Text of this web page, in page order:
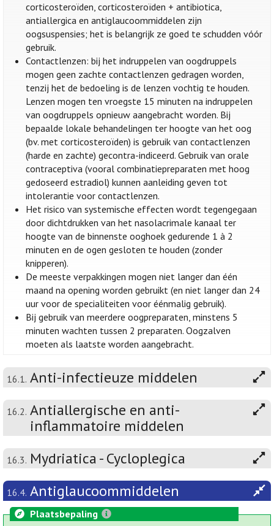
corticosteroïden, corticosteroïden + antibiotica,
antiallergica en antiglaucoommiddelen zijn
oogsuspensies; het is belangrijk ze goed te schudden vóór
gebruik.
Contactlenzen: bij het indruppelen van oogdruppels
mogen geen zachte contactlenzen gedragen worden,
tenzij het de bedoeling is de lenzen vochtig te houden.
Lenzen mogen ten vroegste 15 minuten na indruppelen
van oogdruppels opnieuw aangebracht worden. Bij
bepaalde lokale behandelingen ter hoogte van het oog
(bv. met corticosteroïden) is gebruik van contactlenzen
(harde en zachte) gecontra-indiceerd. Gebruik van orale
contraceptiva (vooral combinatiepreparaten met hoog
gedoseerd estradiol) kunnen aanleiding geven tot
intolerantie voor contactlenzen.
Het risico van systemische effecten wordt tegengegaan
door dichtdrukken van het nasolacrimale kanaal ter
hoogte van de binnenste ooghoek gedurende 1 à 2
minuten en de ogen gesloten te houden (zonder
knipperen).
De meeste verpakkingen mogen niet langer dan één
maand na opening worden gebruikt (en niet langer dan 24
uur voor de specialiteiten voor éénmalig gebruik).
Bij gebruik van meerdere oogpreparaten, minstens 5
minuten wachten tussen 2 preparaten. Oogzalven
moeten als laatste worden aangebracht.
16.1. Anti-infectieuze middelen
16.2. Antiallergische en anti-
inflammatoire middelen
16.3. Mydriatica - Cycloplegica
16.4. Antiglaucoommiddelen
Plaatsbepaling